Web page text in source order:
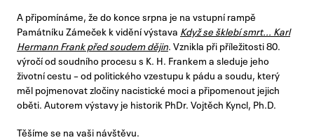
A připomínáme, že do konce srpna je na vstupní rampě
Památníku Zámeček k vidění výstava Když se šklebí smrt... Karl
Hermann Frank před soudem dějin. Vznikla při příležitosti 80.
výročí od soudního procesu s K. H. Frankem a sleduje jeho
životní cestu – od politického vzestupu k pádu a soudu, který
měl pojmenovat zločiny nacistické moci a připomenout jejich
oběti. Autorem výstavy je historik PhDr. Vojtěch Kyncl, Ph.D.
Těšíme se na vaši návštěvu.